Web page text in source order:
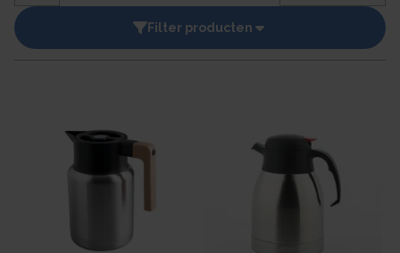
Filter producten